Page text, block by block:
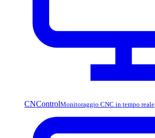
CNControlMonitoraggio CNC in tempo reale